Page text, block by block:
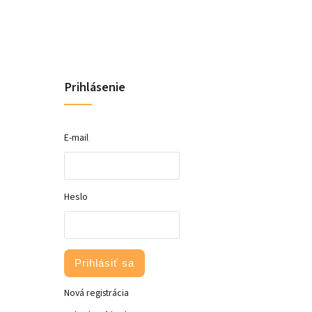
Prihlásenie
E-mail
Heslo
Prihlásiť sa
Nová registrácia